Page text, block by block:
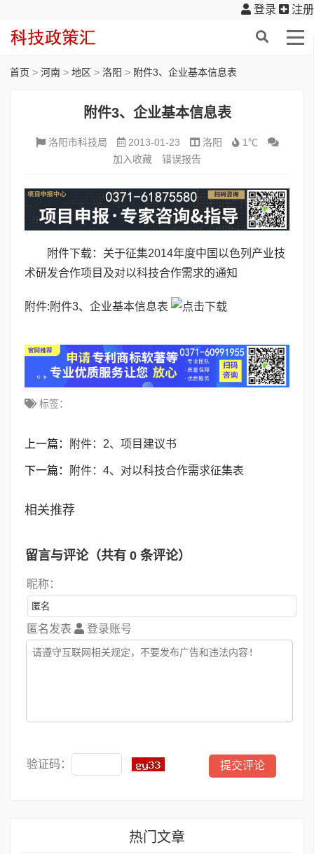
登录 注册
首页 > 河南 > 地区 > 洛阳 > 附件3、企业基本信息表
附件3、企业基本信息表
洛阳市科技局 2013-01-23 洛阳
1℃
加入收藏
错误报告
附件下载：关于征集2014年度中国以色列产业技
术研发合作项目及对以科技合作需求的通知
附件: 附件3、企业基本信息表
标签：
上一篇： 附件：2、项目建议书
下一篇： 附件：4、对以科技合作需求征集表
相关推荐
留言与评论（共有 0 条评论）
昵称：
匿名发表 登录账号
验证码：
热门文章